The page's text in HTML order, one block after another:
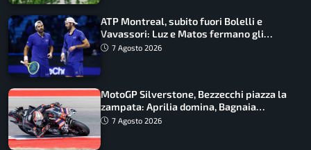
ATP Montreal, subito fuori Bolelli e
Vavassori: Luz e Matos fermano gli
azzurri
7 Agosto 2026
MotoGP Silverstone, Bezzecchi piazza la
zampata: Aprilia domina, Bagnaia
costretto al Q1
7 Agosto 2026